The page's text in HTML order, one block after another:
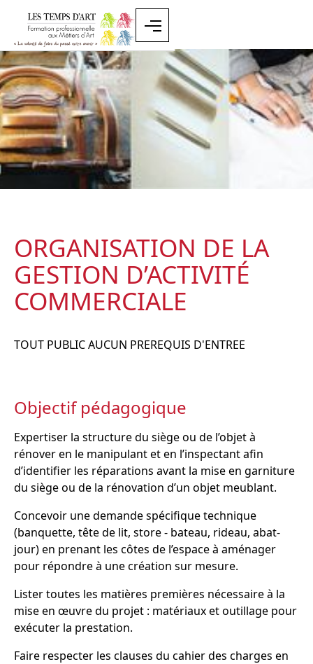
ORGANISATION DE LA
GESTION D’ACTIVITÉ
COMMERCIALE
TOUT PUBLIC AUCUN PREREQUIS D'ENTREE
Objectif pédagogique
Expertiser la structure du siège ou de l’objet à
rénover en le manipulant et en l’inspectant afin
d’identifier les réparations avant la mise en garniture
du siège ou de la rénovation d’un objet meublant.
Concevoir une demande spécifique technique
(banquette, tête de lit, store - bateau, rideau, abat-
jour) en prenant les côtes de l’espace à aménager
pour répondre à une création sur mesure.
Lister toutes les matières premières nécessaire à la
mise en œuvre du projet : matériaux et outillage pour
exécuter la prestation.
Faire respecter les clauses du cahier des charges en